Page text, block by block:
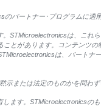
パートナー･プログラムに適用
STMicroelectronicsは、これ
とがあります。コンテンツ
は、パートナ
または法定のものかを問わず
ます。STMicroelectronicsの